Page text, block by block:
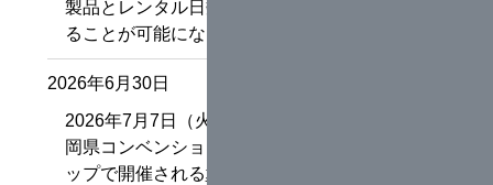
製品とレンタル日数からレンタル料金を計算す
ることが可能になりました。
2026年6月30日
2026年7月7日（火）から9日（木）の3日間、静
岡県コンベンションアーツセンター／グランシ
ップで開催される地盤工学会研究発表会